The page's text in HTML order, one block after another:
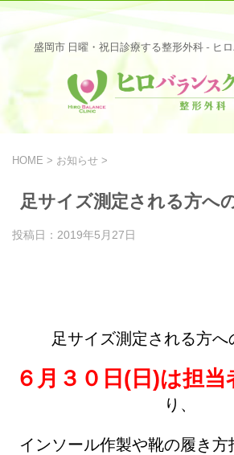
盛岡市 日曜・祝日診療する整形外科 - ヒ
HOME > お知らせ >
足サイズ測定される方へ
投稿日： 2019年5月27日
足サイズ測定される方へ
６月３０日(日)は担当
り、
インソール作製や靴の履き